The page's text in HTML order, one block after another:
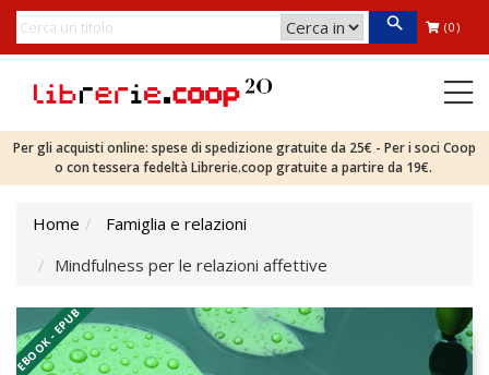
(0)
Per gli acquisti online: spese di spedizione gratuite da 25€ - Per i soci Coop
o con tessera fedeltà Librerie.coop gratuite a partire da 19€.
Home
Famiglia e relazioni
Mindfulness per le relazioni affettive
EBOOK - EPUB